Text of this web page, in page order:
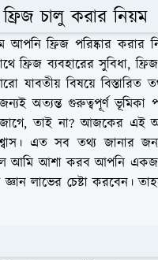
চালু করার নিয়ম
ফ্রিজ পরিষ্কার করার
ফ্রিজ ব্যবহারের সুবিধা,
বিষয়ে বিস্তারিত
অত্যন্ত গুরুত্বপূর্ণ
তাই না? আজকের এই
এত সব তথ্য জানার
আমি আশা করব আপনি একজন
জ্ঞান লাভের চেষ্টা